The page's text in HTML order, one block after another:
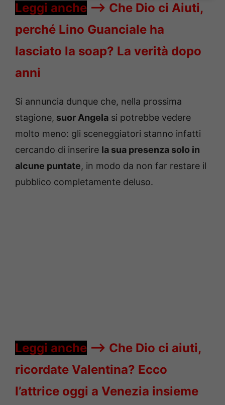
Leggi anche —-> Che Dio ci Aiuti,
perché Lino Guanciale ha
lasciato la soap? La verità dopo
anni
Si annuncia dunque che, nella prossima
stagione, suor Angela si potrebbe vedere
molto meno: gli sceneggiatori stanno infatti
cercando di inserire la sua presenza solo in
alcune puntate, in modo da non far restare il
pubblico completamente deluso.
Leggi anche —-> Che Dio ci aiuti,
ricordate Valentina? Ecco
l’attrice oggi a Venezia insieme